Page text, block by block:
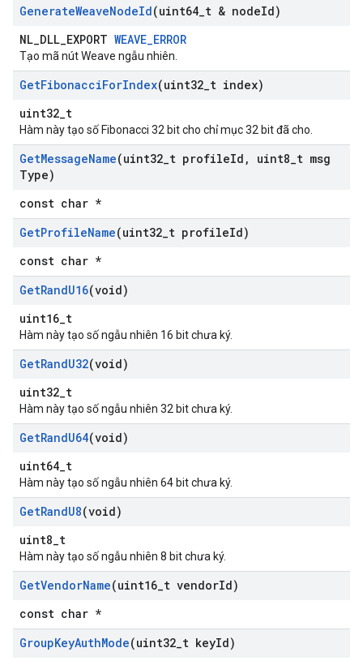
GenerateWeaveNodeId(uint64 t & nodeId)
NL_DLL_EXPORT WEAVE_ERROR
Tạo mã nút Weave ngẫu nhiên.
GetFibonacciForIndex(uint32 t index)
uint32_t
Hàm này tạo số Fibonacci 32 bit cho chỉ mục 32 bit đã cho.
GetMessageName(uint32 t profileId , uint8 t msg
Type)
const char *
GetProfileName(uint32 t profileId)
const char *
GetRandU16(void)
uint16_t
Hàm này tạo số ngẫu nhiên 16 bit chưa ký.
GetRandU32(void)
uint32_t
Hàm này tạo số ngẫu nhiên 32 bit chưa ký.
GetRandU64(void)
uint64_t
Hàm này tạo số ngẫu nhiên 64 bit chưa ký.
GetRandU8(void)
uint8_t
Hàm này tạo số ngẫu nhiên 8 bit chưa ký.
GetVendorName(uint16 t vendorId)
const char *
GroupKeyAuthMode(uint32 t keyId)